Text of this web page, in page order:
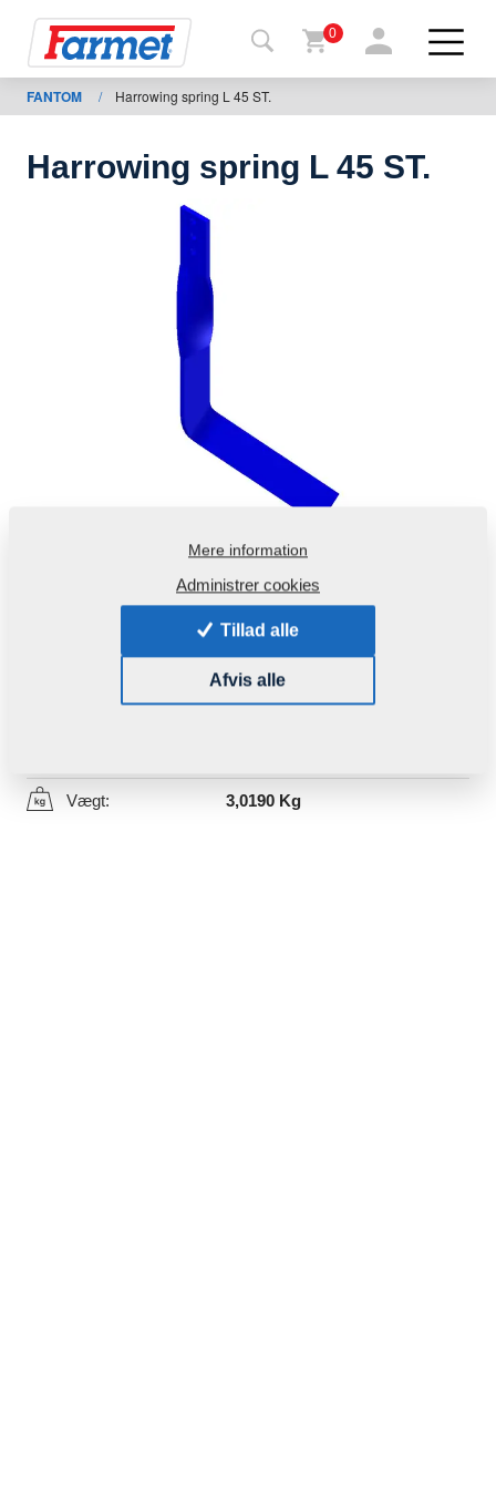
Tilbage
til web
Farmet
0
FANTOM / Harrowing spring L 45 ST.
Harrowing spring L 45 ST.
Produktkode: 4006838
Denne del kan bruges også for følgende maskiner:
Vægt: 3,0190 Kg
Mere information
Administrer cookies
Tillad alle
Afvis alle